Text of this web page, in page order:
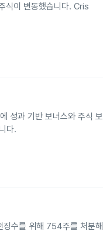
식이 변동했습니다. Cris
성과 기반 보너스와 주식 보
다.
수를 위해 754주를 처분해